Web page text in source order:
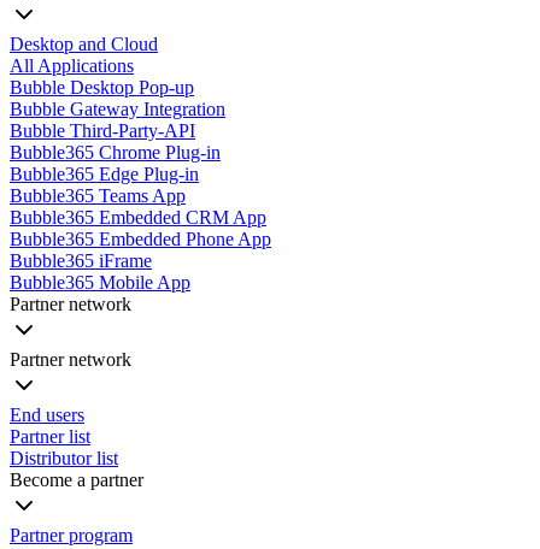
Desktop and Cloud
All Applications
Bubble Desktop Pop-up
Bubble Gateway Integration
Bubble Third-Party-API
Bubble365 Chrome Plug-in
Bubble365 Edge Plug-in
Bubble365 Teams App
Bubble365 Embedded CRM App
Bubble365 Embedded Phone App
Bubble365 iFrame
Bubble365 Mobile App
Partner network
Partner network
End users
Partner list
Distributor list
Become a partner
Partner program